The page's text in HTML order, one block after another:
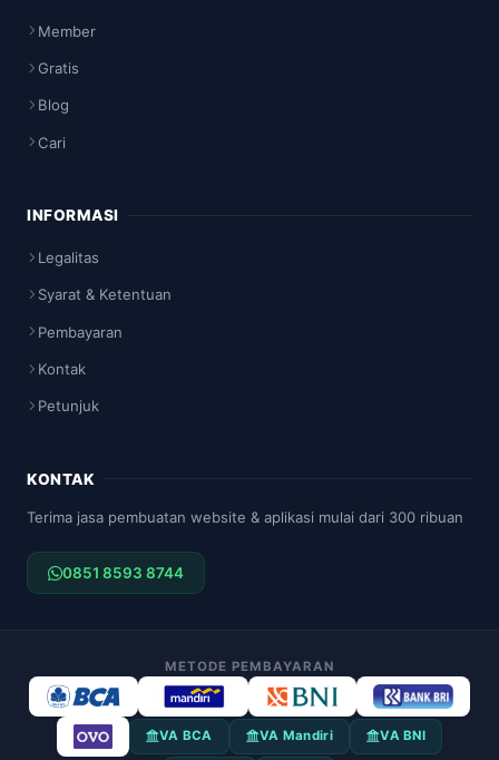
Member
Gratis
Blog
Cari
INFORMASI
Legalitas
Syarat & Ketentuan
Pembayaran
Kontak
Petunjuk
KONTAK
Terima jasa pembuatan website & aplikasi mulai dari 300 ribuan
0851 8593 8744
METODE PEMBAYARAN
VA BCA VA Mandiri VA BNI